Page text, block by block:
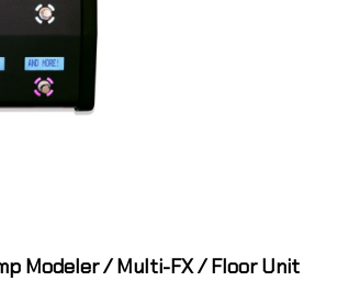
Modeler / Multi-FX / Floor Unit